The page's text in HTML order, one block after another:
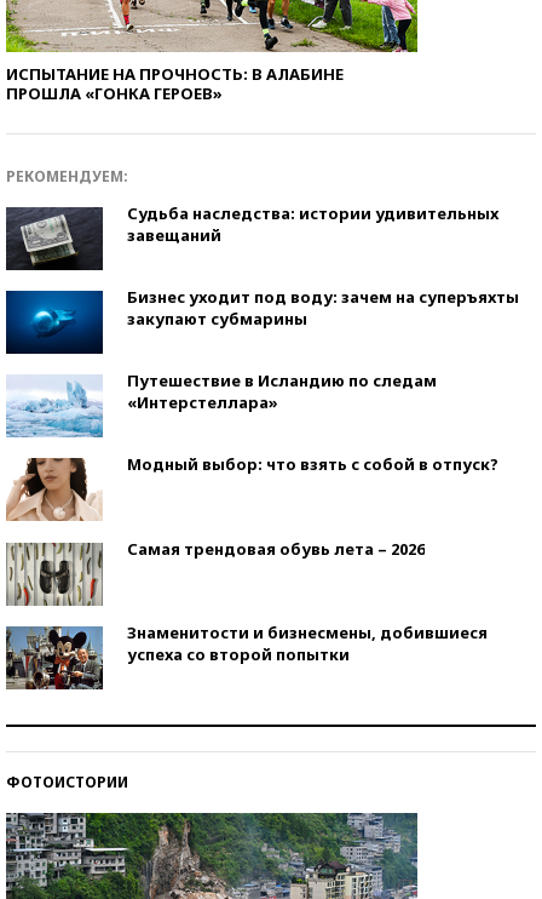
ИСПЫТАНИЕ НА ПРОЧНОСТЬ: В АЛАБИНЕ
ПРОШЛА «ГОНКА ГЕРОЕВ»
РЕКОМЕНДУЕМ:
Судьба наследства: истории удивительных
завещаний
Бизнес уходит под воду: зачем на суперъяхты
закупают субмарины
Путешествие в Исландию по следам
«Интерстеллара»
Модный выбор: что взять с собой в отпуск?
Самая трендовая обувь лета – 2026
Знаменитости и бизнесмены, добившиеся
успеха со второй попытки
ФОТОИСТОРИИ